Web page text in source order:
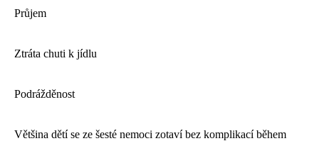
Průjem
Ztráta chuti k jídlu
Podrážděnost
Většina dětí se ze šesté nemoci zotaví bez komplikací během